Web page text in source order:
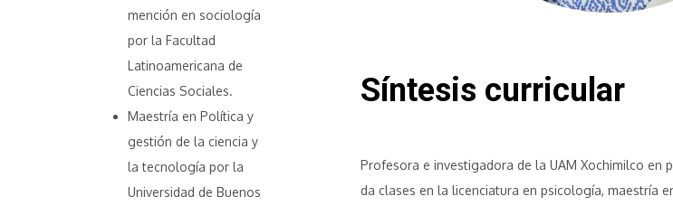
mención en sociología
por la Facultad
Latinoamericana de
Ciencias Sociales.
Maestría en Política y
gestión de la ciencia y
la tecnología por la
Universidad de Buenos
Síntesis curricular
Profesora e investigadora de la UAM Xochimilco en
da clases en la licenciatura en psicología, maestría